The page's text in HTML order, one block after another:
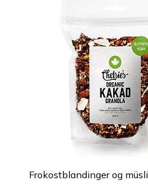
Frokostblandinger og müsli